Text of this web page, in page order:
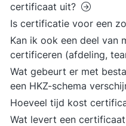
certificaat uit?
Is certificatie voor een
Kan ik ook een deel van
certificeren (afdeling,
Wat gebeurt er met
een HKZ-schema
Hoeveel tijd kost
Wat levert een